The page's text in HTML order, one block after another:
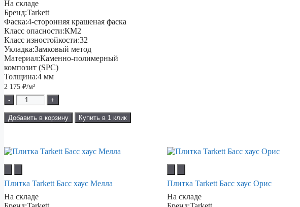
На складе
Бренд:Tarkett
Фаска:4-сторонняя крашеная фаска
Класс опасности:КМ2
Класс изностойкости:32
Укладка:Замковый метод
Материал:Каменно-полимерный
композит (SPC)
Толщина:4 мм
2 175 ₽/м²
-
+
Добавить в корзину Купить в 1 клик
Плитка Tarkett Басс хаус Мелла
На складе
Плитка Tarkett Басс хаус Орис
На складе